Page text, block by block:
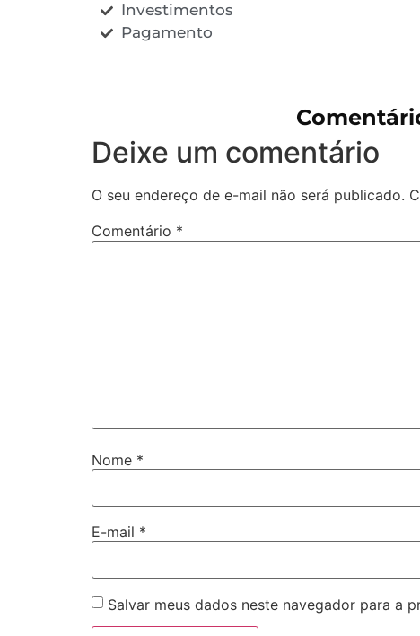
Investimentos
Pagamento
Deixe um comentário
O seu endereço de e-mail não será publicado.
Comentário *
Nome *
E-mail *
Salvar meus dados neste navegador para a